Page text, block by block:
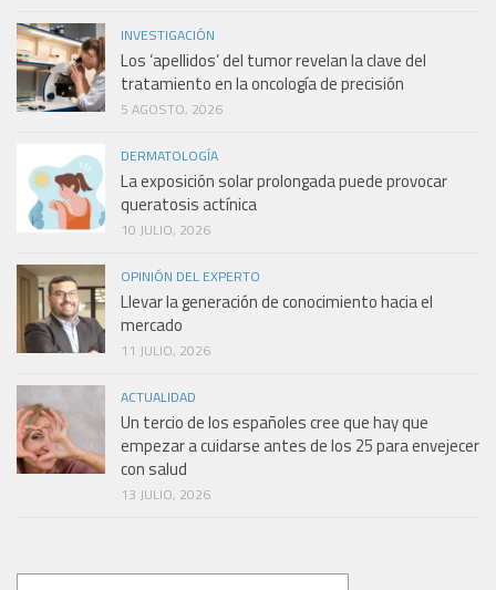
INVESTIGACIÓN
Los ‘apellidos’ del tumor revelan la clave del
tratamiento en la oncología de precisión
5 AGOSTO, 2026
DERMATOLOGÍA
La exposición solar prolongada puede provocar
queratosis actínica
10 JULIO, 2026
OPINIÓN DEL EXPERTO
Llevar la generación de conocimiento hacia el
mercado
11 JULIO, 2026
ACTUALIDAD
Un tercio de los españoles cree que hay que
empezar a cuidarse antes de los 25 para envejecer
con salud
13 JULIO, 2026